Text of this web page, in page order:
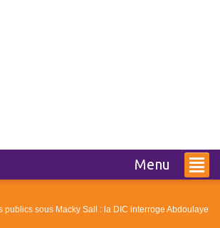
Menu
publics sous Macky Sall : la DIC interroge Abdoulaye